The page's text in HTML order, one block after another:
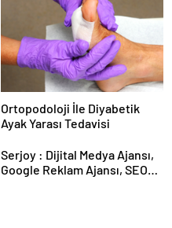
Ortopodoloji İle Diyabetik
Ayak Yarası Tedavisi
Serjoy : Dijital Medya Ajansı,
Google Reklam Ajansı, SEO